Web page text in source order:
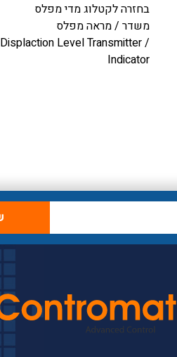
בחזרה לקטלוגמדי מפלס
משדר / מראה מפלס
Displaction Level Transmitter /
Indicator